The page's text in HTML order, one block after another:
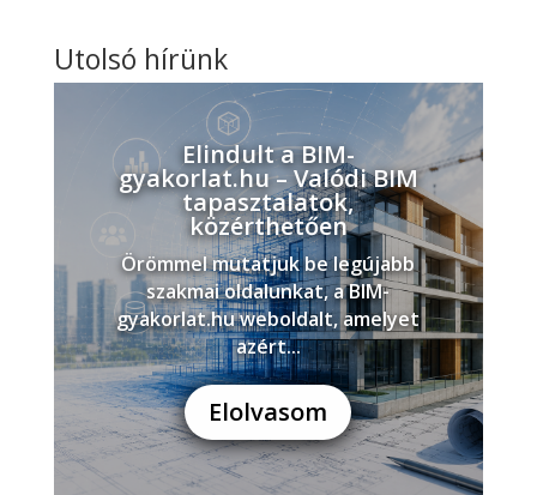
Utolsó hírünk
Elindult a BIM-
gyakorlat.hu – Valódi BIM
tapasztalatok,
közérthetően
Örömmel mutatjuk be legújabb
szakmai oldalunkat, a BIM-
gyakorlat.hu weboldalt, amelyet
azért...
Elolvasom